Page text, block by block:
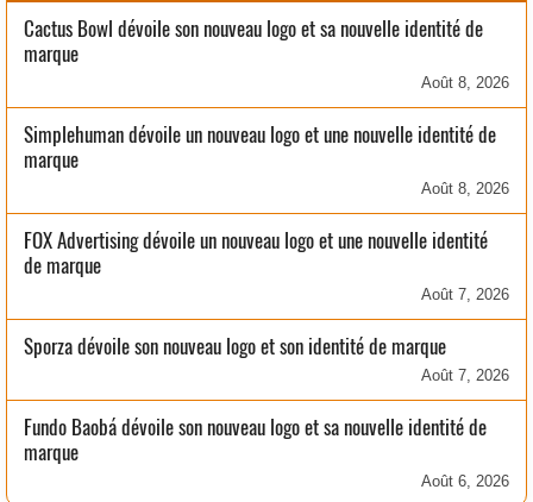
Cactus Bowl dévoile son nouveau logo et sa nouvelle identité de
marque
Août 8, 2026
Simplehuman dévoile un nouveau logo et une nouvelle identité de
marque
Août 8, 2026
FOX Advertising dévoile un nouveau logo et une nouvelle identité
de marque
Août 7, 2026
Sporza dévoile son nouveau logo et son identité de marque
Août 7, 2026
Fundo Baobá dévoile son nouveau logo et sa nouvelle identité de
marque
Août 6, 2026